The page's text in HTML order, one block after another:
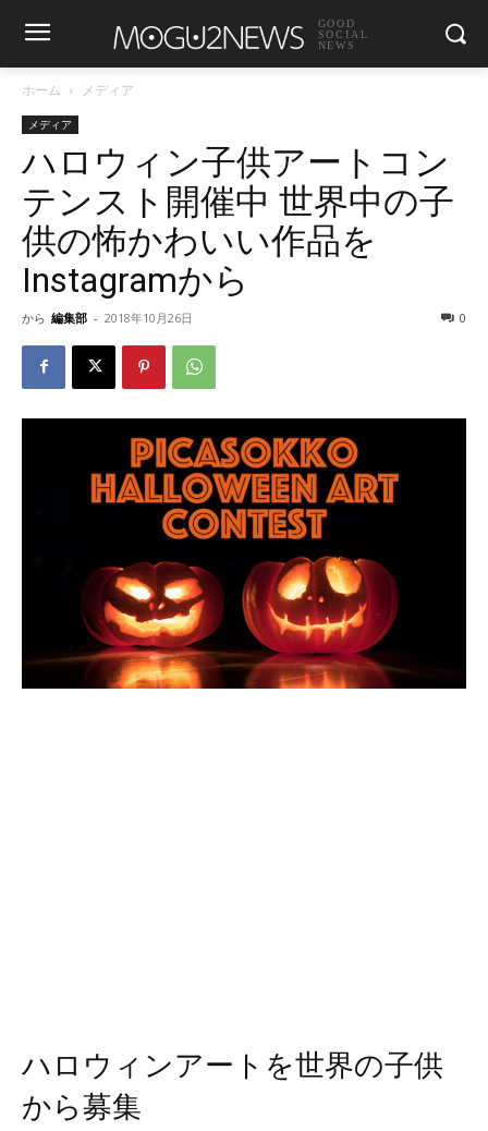
GOOD
SOCIAL
NEWS
ホーム メディア
メディア
ハロウィン子供アートコン
テンスト開催中 世界中の子
供の怖かわいい作品を
Instagramから
から 編集部 - 2018年10月26日 0
ハロウィンアートを世界の子供
から募集